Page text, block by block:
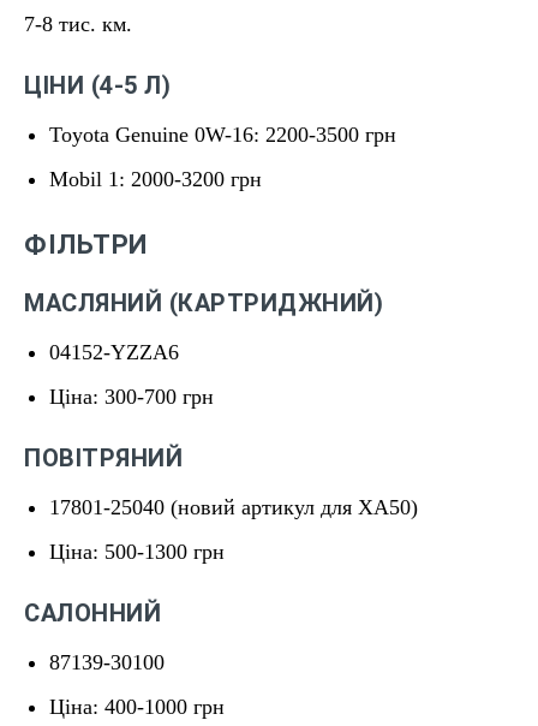
7-8 тис. км.
ЦІНИ (4-5 Л)
Toyota Genuine 0W-16: 2200-3500 грн
Mobil 1: 2000-3200 грн
ФІЛЬТРИ
МАСЛЯНИЙ (КАРТРИДЖНИЙ)
04152-YZZA6
Ціна: 300-700 грн
ПОВІТРЯНИЙ
17801-25040 (новий артикул для XA50)
Ціна: 500-1300 грн
САЛОННИЙ
87139-30100
Ціна: 400-1000 грн